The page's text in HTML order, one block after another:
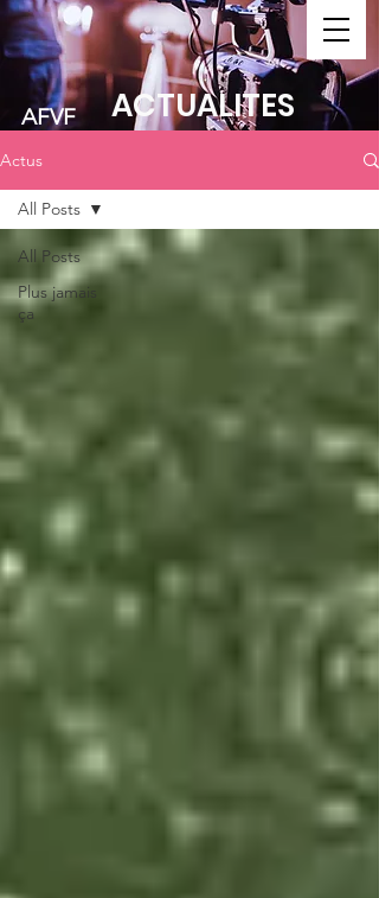
AFVF ACTUALITES
Actus
All Posts
Plus jamais
ça
All Posts